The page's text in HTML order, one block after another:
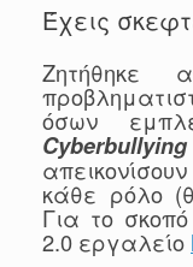
Έχεις
Ζητήθηκε
όσων
Cyberbullying
κάθε ρόλο
Για το
2.0 εργαλείο